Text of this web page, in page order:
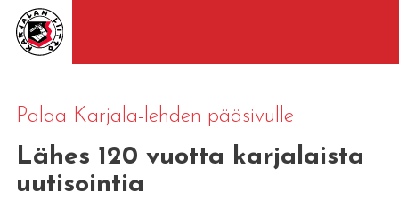
Palaa Karjala-lehden pääsivulle
Lähes 120 vuotta karjalaista
uutisointia